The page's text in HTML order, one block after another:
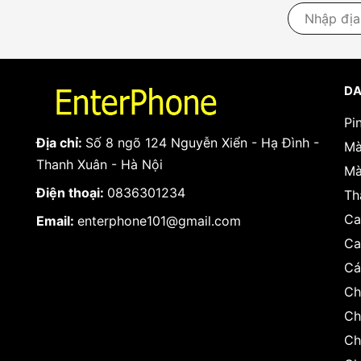
Địa chỉ: Số 8 ngõ 124 Nguyễn Xiển - Hạ Đình -
Thanh Xuân - Hà Nội
Điện thoại: 0836301234
Email: enterphone101@gmail.com